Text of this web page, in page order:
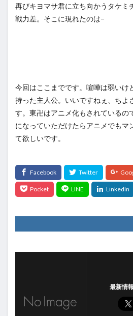
再びキヨマサ君に立ち向かうタケミ
戦力差。そこに現れたのは−
今回はここまでです。喧嘩は弱いけ
持った主人公。いいですねぇ、ちよ
す。東卍はアニメ化もされているの
になっていただけたらアニメでもマ
て欲しいです。
最新情